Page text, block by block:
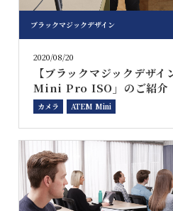
ブラックマジックデザイン
2020/08/20
【ブラックマジックデザ
Mini Pro ISO」のご紹介
カメラ ATEM Mini